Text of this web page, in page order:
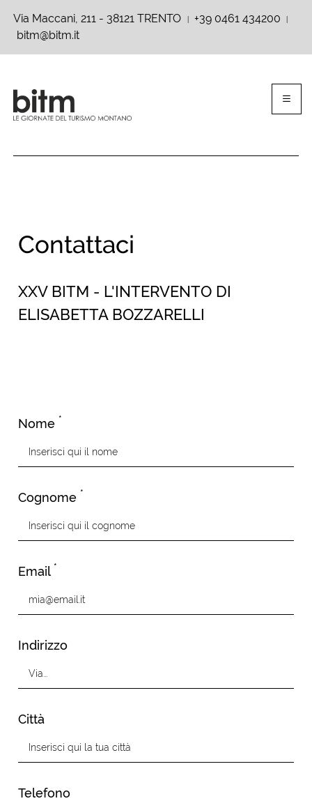
Via Maccani, 211 - 38121 TRENTO +39 0461 434200
bitm@bitm.it
Contattaci
XXV BITM - L'INTERVENTO DI
ELISABETTA BOZZARELLI
Nome *
Cognome *
Email *
Indirizzo
Città
Telefono